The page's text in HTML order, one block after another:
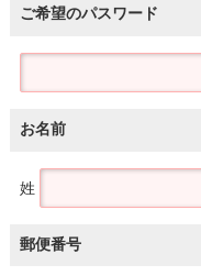
ご希望のパスワード
お名前
姓
郵便番号